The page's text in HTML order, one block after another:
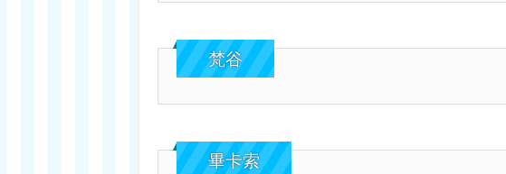
梵谷
畢卡索